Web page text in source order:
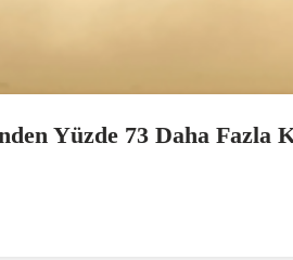
Yüzde 73 Daha Fazla